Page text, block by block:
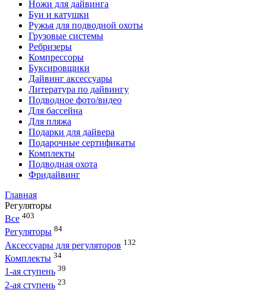
Ножи для дайвинга
Буи и катушки
Ружья для подводной охоты
Грузовые системы
Ребризеры
Компрессоры
Буксировщики
Дайвинг аксессуары
Литература по дайвингу
Подводное фото/видео
Для бассейна
Для пляжа
Подарки для дайвера
Подарочные сертификаты
Комплекты
Подводная охота
Фридайвинг
Главная
Регуляторы
Все 403
Регуляторы 84
Аксессуары для регуляторов 132
Комплекты 34
1-ая ступень 39
2-ая ступень 23